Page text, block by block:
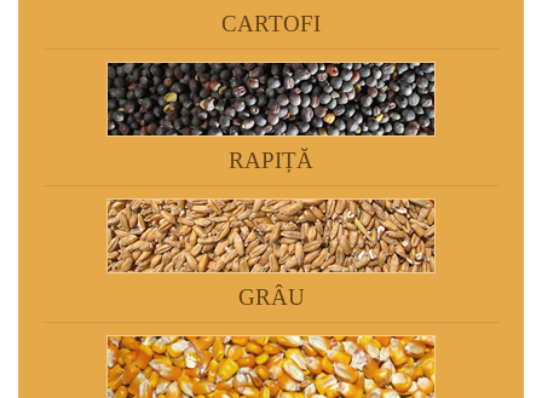
CARTOFI
RAPIȚĂ
GRÂU